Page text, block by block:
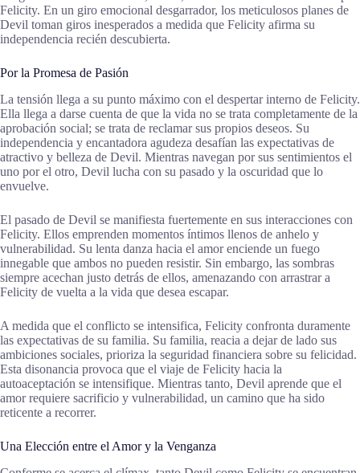
Felicity. En un giro emocional desgarrador, los meticulosos planes de
Devil toman giros inesperados a medida que Felicity afirma su
independencia recién descubierta.
Por la Promesa de Pasión
La tensión llega a su punto máximo con el despertar interno de Felicity.
Ella llega a darse cuenta de que la vida no se trata completamente de la
aprobación social; se trata de reclamar sus propios deseos. Su
independencia y encantadora agudeza desafían las expectativas de
atractivo y belleza de Devil. Mientras navegan por sus sentimientos el
uno por el otro, Devil lucha con su pasado y la oscuridad que lo
envuelve.
El pasado de Devil se manifiesta fuertemente en sus interacciones con
Felicity. Ellos emprenden momentos íntimos llenos de anhelo y
vulnerabilidad. Su lenta danza hacia el amor enciende un fuego
innegable que ambos no pueden resistir. Sin embargo, las sombras
siempre acechan justo detrás de ellos, amenazando con arrastrar a
Felicity de vuelta a la vida que desea escapar.
A medida que el conflicto se intensifica, Felicity confronta duramente
las expectativas de su familia. Su familia, reacia a dejar de lado sus
ambiciones sociales, prioriza la seguridad financiera sobre su felicidad.
Esta disonancia provoca que el viaje de Felicity hacia la
autoaceptación se intensifique. Mientras tanto, Devil aprende que el
amor requiere sacrificio y vulnerabilidad, un camino que ha sido
reticente a recorrer.
Una Elección entre el Amor y la Venganza